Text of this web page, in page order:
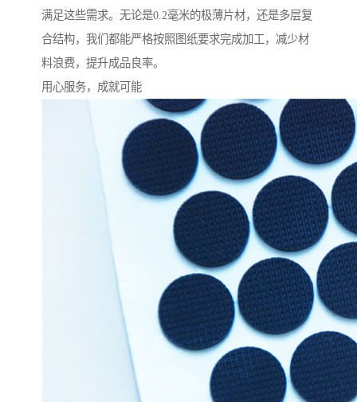
满足这些需求。无论是0.2毫米的极薄片材，还是多层复
合结构，我们都能严格按照图纸要求完成加工，减少材
料浪费，提升成品良率。
用心服务，成就可能